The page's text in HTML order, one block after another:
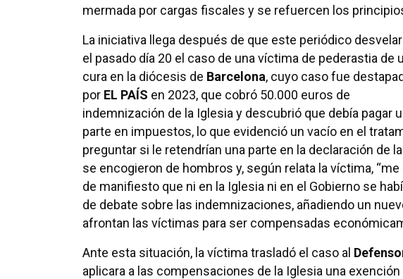
mermada por cargas fiscales y se refuercen los
La iniciativa llega después de que este periódico
el pasado día 20 el caso de una víctima de pederastia de
cura en la diócesis de Barcelona, cuyo caso fue
por EL PAÍS en 2023, que cobró 50.000 euros de
indemnización de la Iglesia y descubrió que debía pagar
parte en impuestos, lo que evidenció un vacío en el
preguntar si le retendrían una parte en la declaración de
se encogieron de hombros y, según relata la víctima,
de manifiesto que ni en la Iglesia ni en el Gobierno se
de debate sobre las indemnizaciones, añadiendo un
afrontan las víctimas para ser compensadas
Ante esta situación, la víctima trasladó el caso al
aplicara a las compensaciones de la Iglesia una